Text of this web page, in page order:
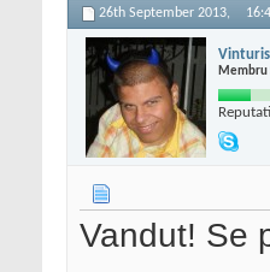
26th September 2013,
Membru
Vandut! Se